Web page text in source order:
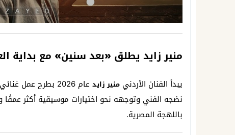
منير زايد يطلق «بعد سنين» مع بداية
يبدأ الفنان الأردني منير زايد عام 2026 بطرح عمل غنائي جديد يحمل عنوان
نضجه الفني وتوجهه نحو اختيارات موسيقية أكثر عمقًا
باللهجة المصرية.